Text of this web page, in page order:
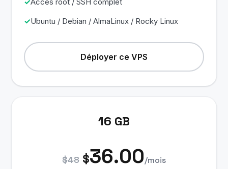
Ubuntu / Debian / AlmaLinux / Rocky Linux
Déployer ce VPS
16 GB
$48 $36.00/mois